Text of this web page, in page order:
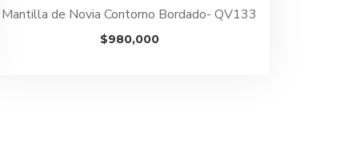
Mantilla de Novia Contorno Bordado- QV133
$980,000